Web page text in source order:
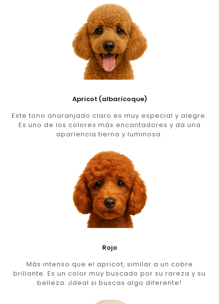
Apricot (albaricoque)
Este tono anaranjado claro es muy especial y alegre.
Es uno de los colores más encantadores y da una
apariencia tierna y luminosa.
Rojo
Más intenso que el apricot, similar a un cobre
brillante. Es un color muy buscado por su rareza y su
belleza. ¡Ideal si buscas algo diferente!